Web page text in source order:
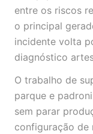
entre os riscos
o principal
incidente volta
diagnóstico
O trabalho de
parque e
sem parar
configuração de